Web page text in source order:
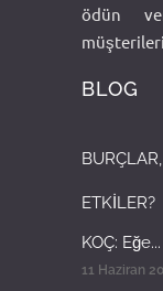
ödün
BLOG
ETKİLER?
KOÇ: Eğe...
11 Haziran